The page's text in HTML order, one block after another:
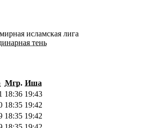
исламская лига
тень
Мгр. Иша
18:36 19:43
18:35 19:42
18:35 19:42